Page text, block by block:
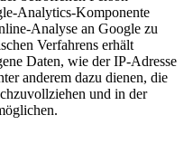
Analytics-Komponente
Analyse an Google zu
Verfahrens erhält
Daten, wie der IP-Adresse
anderem dazu dienen, die
und in der